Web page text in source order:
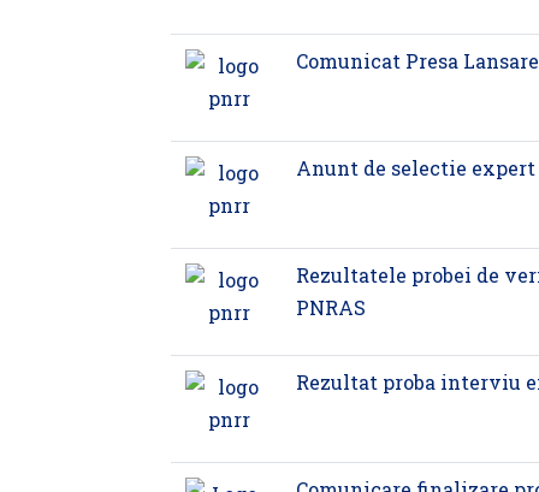
Comunicat Presa
Anunt de selectie
Rezultatele probei de
PNRAS
Rezultat proba interviu